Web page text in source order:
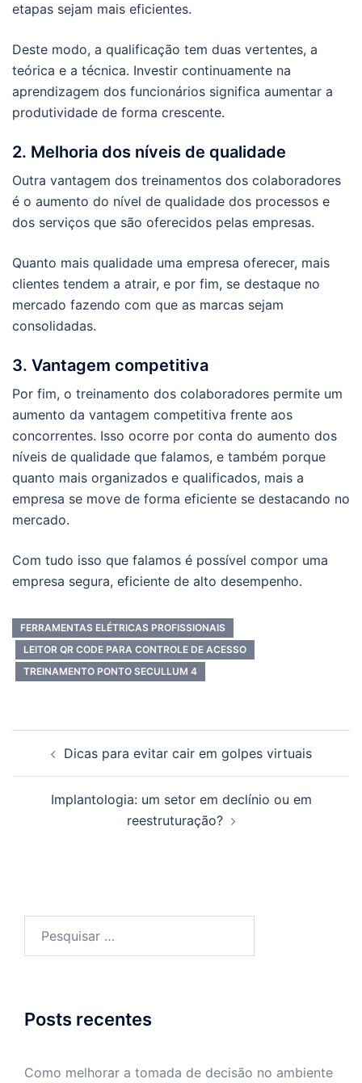
etapas sejam mais eficientes.
Deste modo, a qualificação tem duas vertentes, a
teórica e a técnica. Investir continuamente na
aprendizagem dos funcionários significa aumentar a
produtividade de forma crescente.
2. Melhoria dos níveis de qualidade
Outra vantagem dos treinamentos dos colaboradores
é o aumento do nível de qualidade dos processos e
dos serviços que são oferecidos pelas empresas.
Quanto mais qualidade uma empresa oferecer, mais
clientes tendem a atrair, e por fim, se destaque no
mercado fazendo com que as marcas sejam
consolidadas.
3. Vantagem competitiva
Por fim, o treinamento dos colaboradores permite um
aumento da vantagem competitiva frente aos
concorrentes. Isso ocorre por conta do aumento dos
níveis de qualidade que falamos, e também porque
quanto mais organizados e qualificados, mais a
empresa se move de forma eficiente se destacando no
mercado.
Com tudo isso que falamos é possível compor uma
empresa segura, eficiente de alto desempenho.
FERRAMENTAS ELÉTRICAS PROFISSIONAIS
LEITOR QR CODE PARA CONTROLE DE ACESSO
TREINAMENTO PONTO SECULLUM 4
Dicas para evitar cair em golpes virtuais
Implantologia: um setor em declínio ou em
reestruturação?
Posts recentes
Como melhorar a tomada de decisão no ambiente